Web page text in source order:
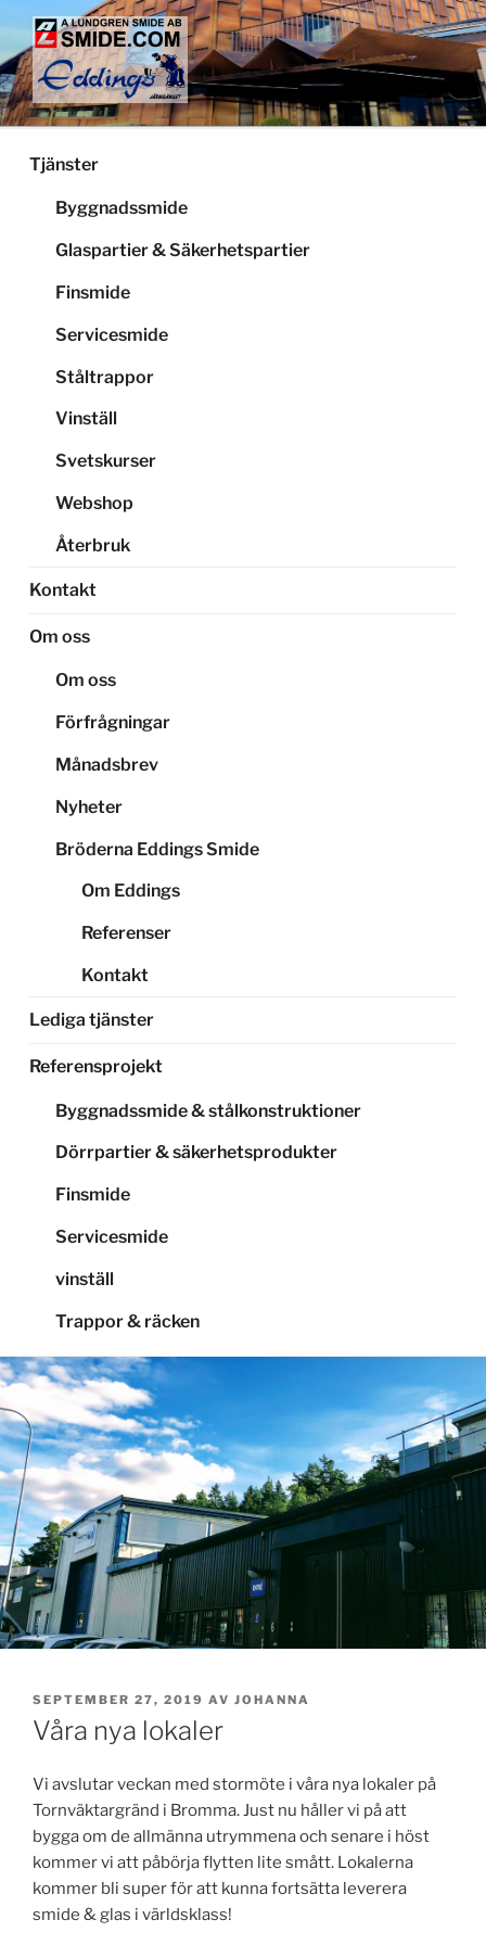
Hoppa
innehåll
LUNDGRENS SMIDE
Smide och glaspartier i Stockholm
Tjänster
Byggnadssmide
Glaspartier & Säkerhetspartier
Finsmide
Servicesmide
Ståltrappor
Vinställ
Svetskurser
Webshop
Återbruk
Kontakt
Om oss
Om oss
Förfrågningar
Månadsbrev
Nyheter
Bröderna Eddings Smide
Om Eddings
Referenser
Kontakt
Lediga tjänster
Referensprojekt
Byggnadssmide & stålkonstruktioner
Dörrpartier & säkerhetsprodukter
Finsmide
Servicesmide
vinställ
Trappor & räcken
PUBLICERAT
SEPTEMBER 27, 2019 AV JOHANNA
Våra nya lokaler
Vi avslutar veckan med stormöte i våra nya lokaler på
Tornväktargränd i Bromma. Just nu håller vi på att
bygga om de allmänna utrymmena och senare i höst
kommer vi att påbörja flytten lite smått. Lokalerna
kommer bli super för att kunna fortsätta leverera
smide & glas i världsklass!